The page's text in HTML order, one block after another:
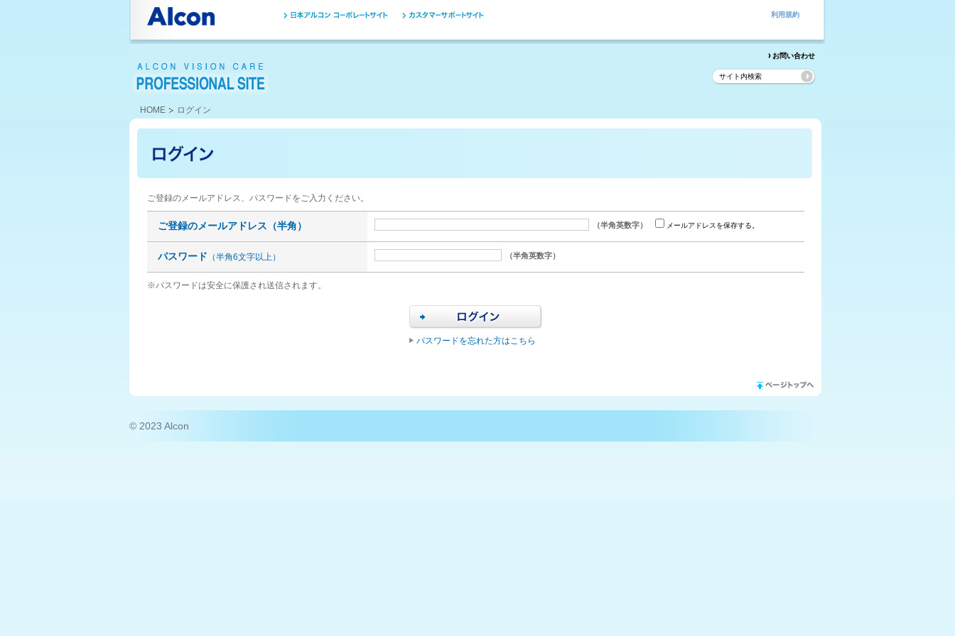
利用規約
お問い合わせ
HOME ログイン
ご登録のメールアドレス、パスワードをご入力ください。
ご登録のメールアドレス（半角） （半角英数字） メールアドレスを保存する。
パスワード （半角6文字以上） （半角英数字）
※パスワードは安全に保護され送信されます。
パスワードを忘れた方はこちら
© 2023 Alcon